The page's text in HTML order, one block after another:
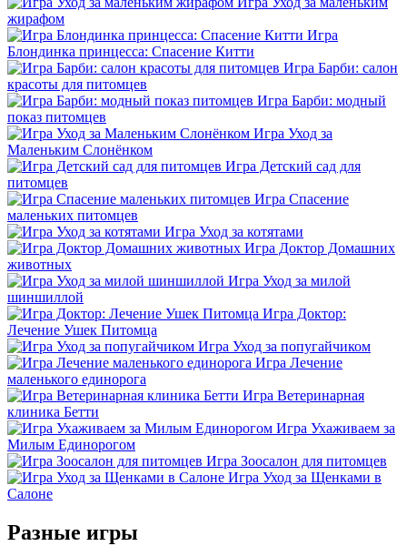
жирафом
Игра
Блондинка принцесса: Спасение Китти
Игра Барби: салон
красоты для питомцев
Игра Барби: модный
показ питомцев
Игра Уход за
Маленьким Слонёнком
Игра Детский сад для
питомцев
Игра Спасение
маленьких питомцев
Игра Уход за котятами
Игра Доктор Домашних
животных
Игра Уход за милой
шиншиллой
Игра Доктор:
Лечение Ушек Питомца
Игра Уход за попугайчиком
Игра Лечение
маленького единорога
Игра Ветеринарная
клиника Бетти
Игра Ухаживаем за
Милым Единорогом
Игра Зоосалон для питомцев
Игра Уход за Щенками в
Салоне
Разные игры